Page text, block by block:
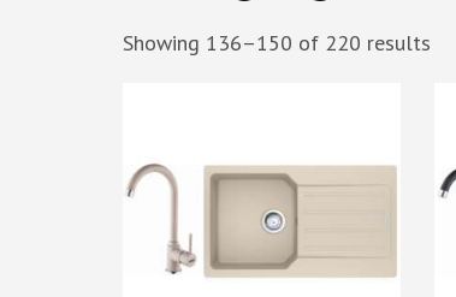
Showing 136–150 of 220 results